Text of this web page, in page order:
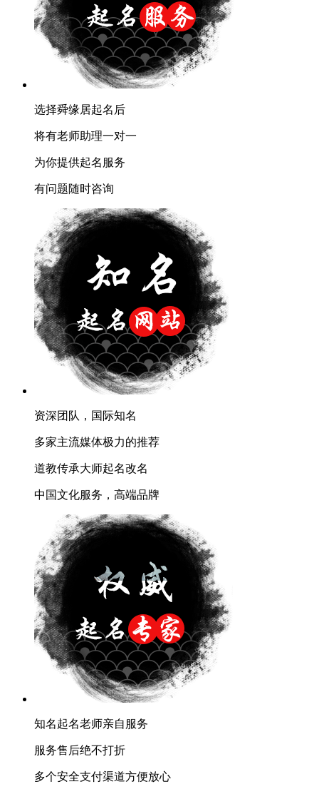
选择舜缘居起名后
将有老师助理一对一
为你提供起名服务
有问题随时咨询
资深团队，国际知名
多家主流媒体极力的推荐
道教传承大师起名改名
中国文化服务，高端品牌
知名起名老师亲自服务
服务售后绝不打折
多个安全支付渠道方便放心